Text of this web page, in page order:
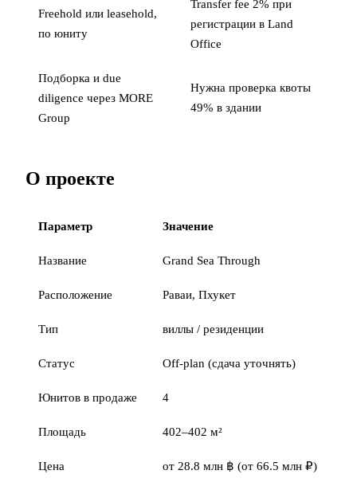
Freehold или leasehold,
по юниту
Transfer fee 2% при
регистрации в Land
Office
Подборка и due
diligence через MORE
Group
Нужна проверка квоты
49% в здании
О проекте
Параметр Значение
Название Grand Sea Through
Расположение Раваи, Пхукет
Тип виллы / резиденции
Статус Off-plan (сдача уточнять)
Юнитов в продаже 4
Площадь 402–402 м²
Цена от 28.8 млн ฿ (от 66.5 млн ₽)